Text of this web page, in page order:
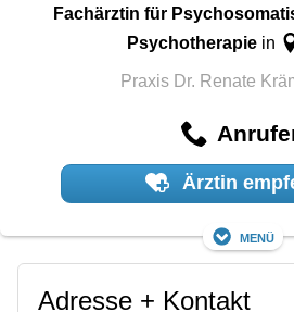
Fachärztin für
Psychotherapiein
Praxis Dr. Renate
Ärztin
Menü
Adresse + Kontakt